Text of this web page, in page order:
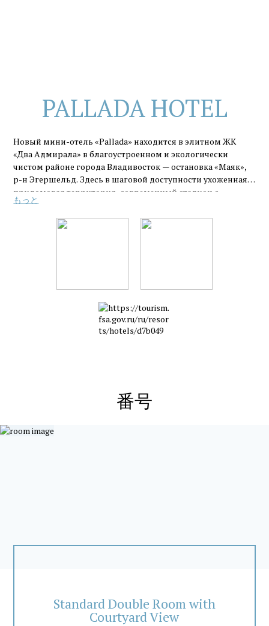
PALLADA HOTEL
Новый мини-отель «Pallada» находится в элитном ЖК
«Два Адмирала» в благоустроенном и экологически
чистом районе города Владивосток — остановка «Маяк»,
р-н Эгершельд. Здесь в шаговой доступности ухоженная
придомовая территория, современный стадион с
площадками для активных игр и фитнеса, а так же
панорамные виды на Амурский залив.Недалеко
расположен корабельный причал FESCO, морской сквер
もっと
番号
Standard Double Room with
Courtyard View